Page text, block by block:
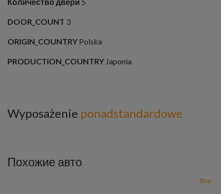
DOOR_COUNT 3
ORIGIN_COUNTRY Polska
PRODUCTION_COUNTRY Japonia
Wyposażenie ponadstandardowe
Похожие авто
Все